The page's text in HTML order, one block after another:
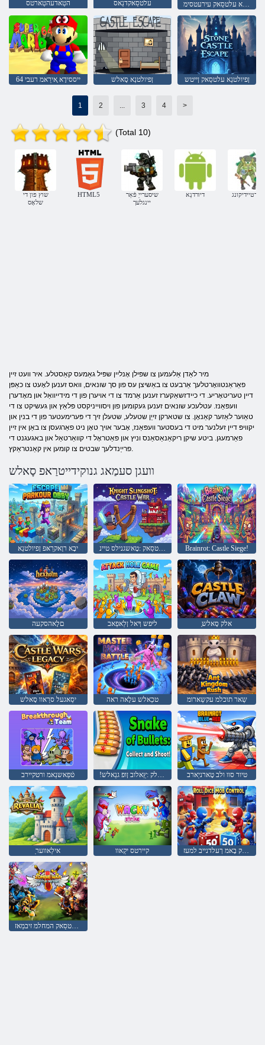
הטַאדעהטַארטס עלטסַאקדנַאס
64 ייססידָא ָאירַאמ רעבי ןפיולטנַא סָאלש ןפיולטנַא עלטסַאק ןייטש
1 2 ... 3 4 >
(Total 10)
שוץ פון די
שלאָס
HTML5
שיסערייַ פֿאַר
יינגלעך
דיורדנַא פאַרטיידיקונג
מיר לאַדן אַלעמען צו שפּילן אָנליין שפּיל גאַמעס קאַסטלע. איר וועט זיין
פאַראַנטוואָרטלעך אַרבעט צו באַשיצן עס פון סך שונאים, וואס זענען לאָעט צו כאַפּן
דיין טעריטאָריע. די כיידזשאַקערז זענען אַרמד צו די אויערן פון די מידייוואַל און מאָדערן
וועפּאַנז. עטלעכע שונאים זענען געקומען פון ויסווייניקסט פּלאַץ און געשיקט צו די
טאַוער לאַזער קאַנאָן. צו שטארקן זייַן שטעלע, שטעלן זיך די פּערימעטער פון די בנין און
יקוויפּ דיין זעלנער מיט די בעסטער וועפּאַנז, אָבער אויך טאָן ניט פאַרגעסן צו באַן אין זיין
פאַרמעגן. ביטע שיקן ריקאַנאַסאַנס וניץ און פּאַטראָל די קוואַרטאַל און באגעגנט די
פרייַנדלעך שבטים צו קומען אין קאַנטראַקץ.
וועגן סעמַאג גנוקידייטרַאפ סָאלש
יבָא רוָאקרַאּפ ןפיולטנַא המחלמ עלטסַאק :טָאשגנילס טיינ Brainrot: Castle Siege!
םלָאהסקעה ליּפש ךָאל ןלַאפַאב ָאלק סָאלש
יסַאגעל סרַאוו סָאלש טכַאלש עלָאה ראה שַאר תוכלמ עקשַארומ
טֿפַאשנַאמ ורטקיירב !ןעיירד ןוא ןבַיילק :ץַאלוב ןופ גנַאלש טיור סוו ולב טָארניַארב
ַאילַאווער קיירטס יקַאוו
ןצישַאב עלטסַאק המחלמ זיבמַאז